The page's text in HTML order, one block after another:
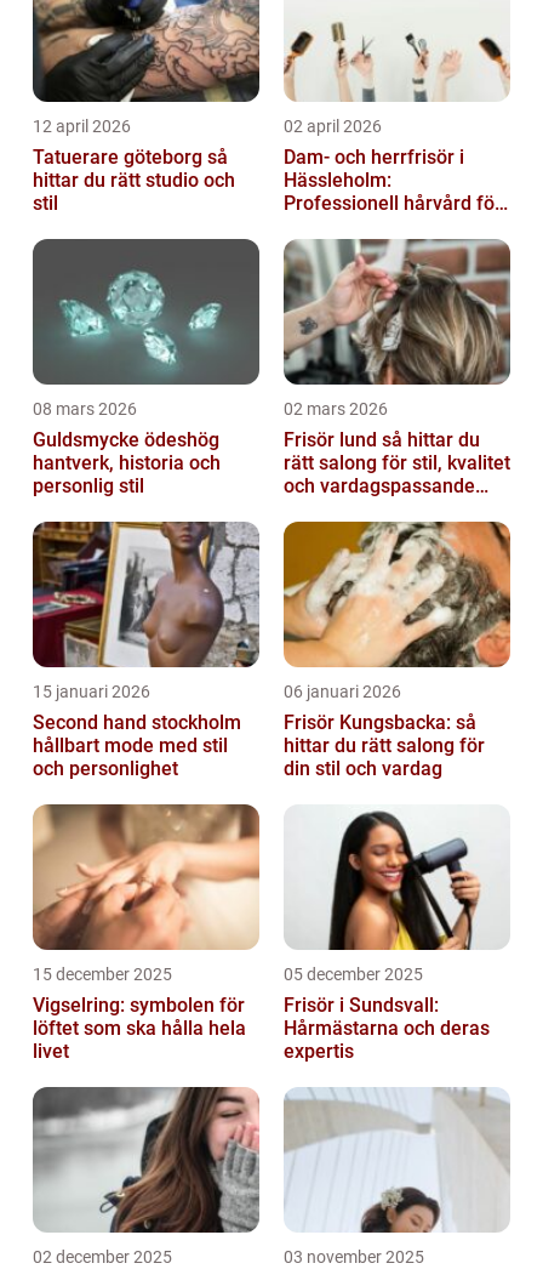
12 april 2026
Tatuerare göteborg så
hittar du rätt studio och
stil
02 april 2026
Dam- och herrfrisör i
Hässleholm:
Professionell hårvård för
08 mars 2026
Guldsmycke ödeshög
hantverk, historia och
personlig stil
02 mars 2026
Frisör lund så hittar du
rätt salong för stil, kvalitet
och vardagspassande
15 januari 2026
Second hand stockholm
hållbart mode med stil
och personlighet
06 januari 2026
Frisör Kungsbacka: så
hittar du rätt salong för
din stil och vardag
15 december 2025
Vigselring: symbolen för
löftet som ska hålla hela
livet
05 december 2025
Frisör i Sundsvall:
Hårmästarna och deras
expertis
02 december 2025 03 november 2025